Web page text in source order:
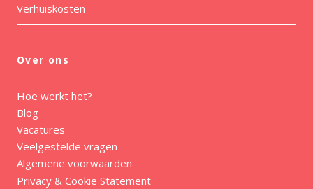
Verhuiskosten
Over ons
Hoe werkt het?
Blog
Vacatures
Veelgestelde vragen
Algemene voorwaarden
Privacy & Cookie Statement